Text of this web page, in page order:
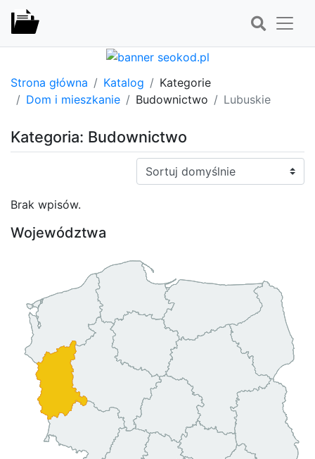
Strona główna Katalog
Kategorie
Dom i mieszkanie
Budownictwo Lubuskie
Kategoria: Budownictwo
Sortuj:
Brak wpisów.
Województwa